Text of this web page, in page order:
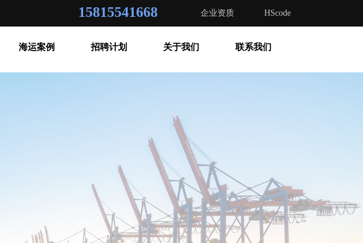
海运案例 招聘计划 关于我们 联系我们
HScode
企业资质
15815541668